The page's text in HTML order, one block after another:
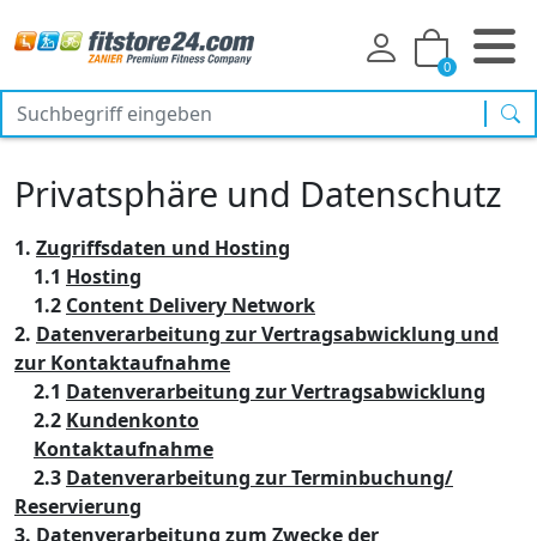
0
Privatsphäre und Datenschutz
1. Zugriffsdaten und Hosting
1.1 Hosting
1.2 Content Delivery Network
2. Datenverarbeitung zur Vertragsabwicklung und
zur Kontaktaufnahme
2.1 Datenverarbeitung zur Vertragsabwicklung
2.2 Kundenkonto
Kontaktaufnahme
2.3 Datenverarbeitung zur Terminbuchung/
Reservierung
3. Datenverarbeitung zum Zwecke der